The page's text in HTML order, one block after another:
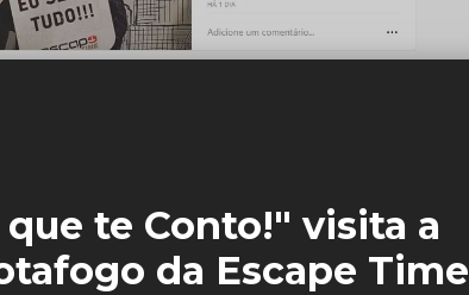
te Conto!" visita a
da Escape Time